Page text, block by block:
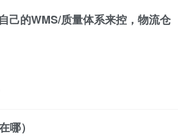
己的WMS/质量体系来控，物流仓
哪）